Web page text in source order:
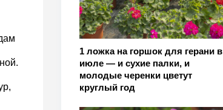
1 ложка на горшок для герани в
июле — и сухие палки, и
молодые черенки цветут
круглый год